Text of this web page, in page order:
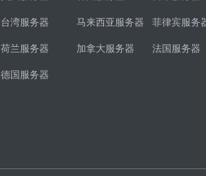
台湾服务器 马来西亚服务器 菲律宾服务
荷兰服务器 加拿大服务器 法国服务器
德国服务器